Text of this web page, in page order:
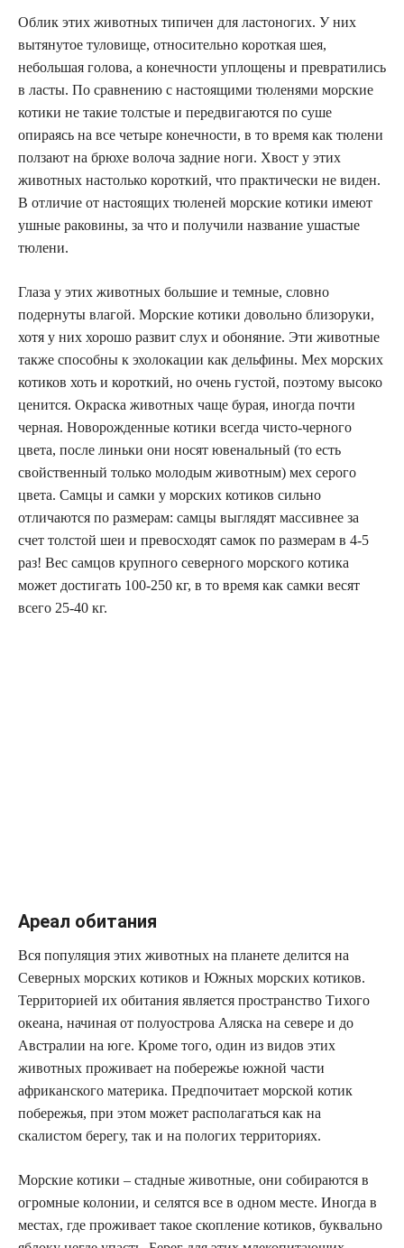
Облик этих животных типичен для ластоногих. У них
вытянутое туловище, относительно короткая шея,
небольшая голова, а конечности уплощены и превратились
в ласты. По сравнению с настоящими тюленями морские
котики не такие толстые и передвигаются по суше
опираясь на все четыре конечности, в то время как тюлени
ползают на брюхе волоча задние ноги. Хвост у этих
животных настолько короткий, что практически не виден.
В отличие от настоящих тюленей морские котики имеют
ушные раковины, за что и получили название ушастые
тюлени.
Глаза у этих животных большие и темные, словно
подернуты влагой. Морские котики довольно близоруки,
хотя у них хорошо развит слух и обоняние. Эти животные
также способны к эхолокации как дельфины. Мех морских
котиков хоть и короткий, но очень густой, поэтому высоко
ценится. Окраска животных чаще бурая, иногда почти
черная. Новорожденные котики всегда чисто-черного
цвета, после линьки они носят ювенальный (то есть
свойственный только молодым животным) мех серого
цвета. Самцы и самки у морских котиков сильно
отличаются по размерам: самцы выглядят массивнее за
счет толстой шеи и превосходят самок по размерам в 4-5
раз! Вес самцов крупного северного морского котика
может достигать 100-250 кг, в то время как самки весят
всего 25-40 кг.
Ареал обитания
Вся популяция этих животных на планете делится на
Северных морских котиков и Южных морских котиков.
Территорией их обитания является пространство Тихого
океана, начиная от полуострова Аляска на севере и до
Австралии на юге. Кроме того, один из видов этих
животных проживает на побережье южной части
африканского материка. Предпочитает морской котик
побережья, при этом может располагаться как на
скалистом берегу, так и на пологих территориях.
Морские котики – стадные животные, они собираются в
огромные колонии, и селятся все в одном месте. Иногда в
местах, где проживает такое скопление котиков, буквально